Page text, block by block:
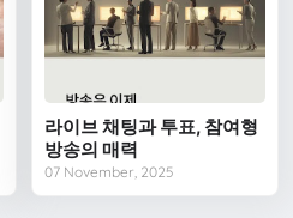
라이브 채팅과 투표, 참여형
방송의 매력
07 November, 2025